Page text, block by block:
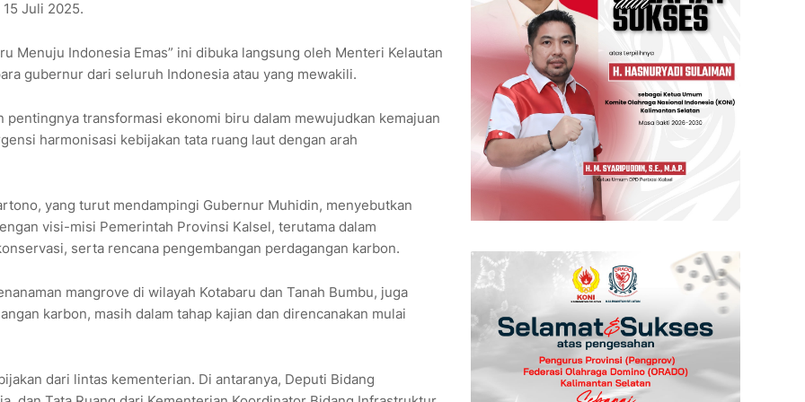
Juli 2025.
Menuju Indonesia Emas” ini dibuka langsung oleh Menteri Kelautan
gubernur dari seluruh Indonesia atau yang mewakili.
transformasi ekonomi biru dalam mewujudkan kemajuan
harmonisasi kebijakan tata ruang laut dengan arah
yang turut mendampingi Gubernur Muhidin, menyebutkan
visi-misi Pemerintah Provinsi Kalsel, terutama dalam
serta rencana pengembangan perdagangan karbon.
mangrove di wilayah Kotabaru dan Tanah Bumbu, juga
karbon, masih dalam tahap kajian dan direncanakan mulai
dari lintas kementerian. Di antaranya, Deputi Bidang